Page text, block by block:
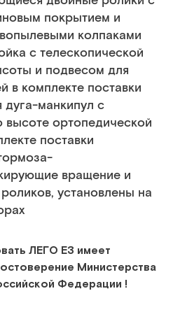
покрытием и
колпаками
с телескопической
и подвесом для
в комплекте поставки
дуга-манкипул с
высоте ортопедической
поставки
вращение и
установлены на
ЛЕГО E3 имеет
Министерства
Федерации !